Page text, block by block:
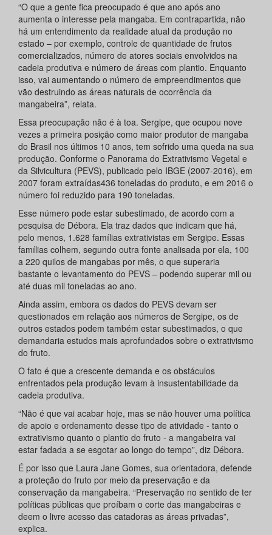
“O que a gente fica preocupado é que ano após ano
aumenta o interesse pela mangaba. Em contrapartida, não
há um entendimento da realidade atual da produção no
estado – por exemplo, controle de quantidade de frutos
comercializados, número de atores sociais envolvidos na
cadeia produtiva e número de áreas com plantio. Enquanto
isso, vai aumentando o número de empreendimentos que
vão destruindo as áreas naturais de ocorrência da
mangabeira”, relata.
Essa preocupação não é à toa. Sergipe, que ocupou nove
vezes a primeira posição como maior produtor de mangaba
do Brasil nos últimos 10 anos, tem sofrido uma queda na sua
produção. Conforme o Panorama do Extrativismo Vegetal e
da Silvicultura (PEVS), publicado pelo IBGE (2007-2016), em
2007 foram extraídas436 toneladas do produto, e em 2016 o
número foi reduzido para 190 toneladas.
Esse número pode estar subestimado, de acordo com a
pesquisa de Débora. Ela traz dados que indicam que há,
pelo menos, 1.628 famílias extrativistas em Sergipe. Essas
famílias colhem, segundo outra fonte analisada por ela, 100
a 220 quilos de mangabas por mês, o que superaria
bastante o levantamento do PEVS – podendo superar mil ou
até duas mil toneladas ao ano.
Ainda assim, embora os dados do PEVS devam ser
questionados em relação aos números de Sergipe, os de
outros estados podem também estar subestimados, o que
demandaria estudos mais aprofundados sobre o extrativismo
do fruto.
O fato é que a crescente demanda e os obstáculos
enfrentados pela produção levam à insustentabilidade da
cadeia produtiva.
“Não é que vai acabar hoje, mas se não houver uma política
de apoio e ordenamento desse tipo de atividade - tanto o
extrativismo quanto o plantio do fruto - a mangabeira vai
estar fadada a se esgotar ao longo do tempo”, diz Débora.
É por isso que Laura Jane Gomes, sua orientadora, defende
a proteção do fruto por meio da preservação e da
conservação da mangabeira. “Preservação no sentido de ter
políticas públicas que proíbam o corte das mangabeiras e
deem o livre acesso das catadoras as áreas privadas”,
explica.